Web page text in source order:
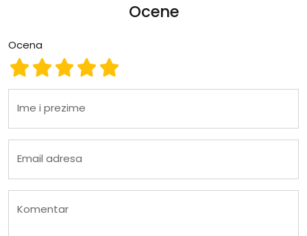
Ocene
Ocena
Ocena 5
Ocena 4
Ocena 3
Ocena 2
Ocena 1
Ime i prezime
Email adresa
Komentar